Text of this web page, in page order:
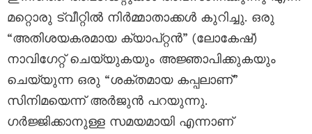
മറ്റൊരു ട്വീറ്റിൽ നിർമ്മാതാക്കൾ കുറിച്ചു. ഒരു
“അതിശയകരമായ ക്യാപ്റ്റൻ” (ലോകേഷ്)
നാവിഗേറ്റ് ചെയ്യുകയും അജ്ഞാപിക്കുകയും
ചെയ്യുന്ന ഒരു “ശക്തമായ കപ്പലാണ്”
സിനിമയെന്ന് അർജുൻ പറയുന്നു.
ഗർജ്ജിക്കാനുള്ള സമയമായി എന്നാണ്